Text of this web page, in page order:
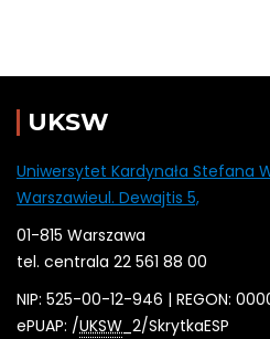
UKSW
Uniwersytet Kardynała Stefana
Warszawieul. Dewajtis 5,
01-815 Warszawa
tel. centrala 22 561 88 00
NIP: 525-00-12-946 | REGON:
ePUAP: /UKSW _2/SkrytkaESP